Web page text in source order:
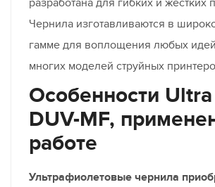
разработана для гибких и жестких
Чернила изготавливаются в
гамме для воплощения любых
многих моделей струйных
Особенности
DUV-MF,
работе
Ультрафиолетовые чернила